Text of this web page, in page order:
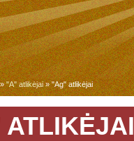
"A" atlikėjai» "Ag" atlikėjai